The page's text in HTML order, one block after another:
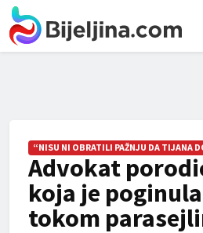
“NISU NI OBRATILI PAŽNJU DA TIJANA
Advokat
koja je
tokom